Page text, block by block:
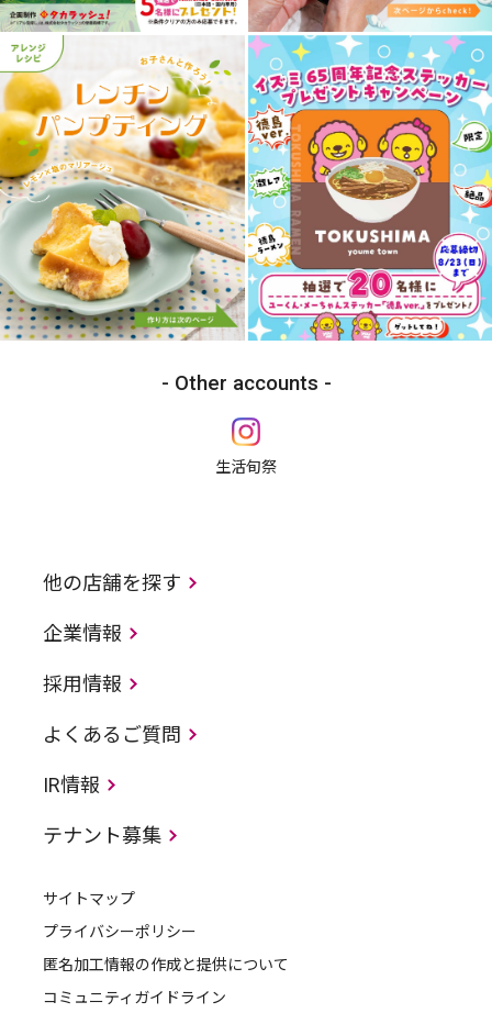
Other accounts
生活旬祭
他の店舗を探す
企業情報
採用情報
よくあるご質問
IR情報
テナント募集
サイトマップ
プライバシーポリシー
匿名加工情報の作成と提供について
コミュニティガイドライン